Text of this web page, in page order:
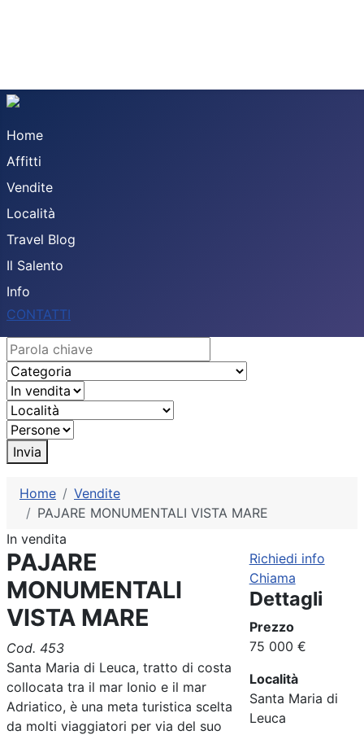
Home
Affitti
Vendite
Località
Travel Blog
Il Salento
Info
CONTATTI
Invia
Home
Vendite
PAJARE MONUMENTALI VISTA MARE
In vendita
PAJARE
MONUMENTALI
VISTA MARE
Cod. 453
Santa Maria di Leuca, tratto di costa
collocata tra il mar Ionio e il mar
Adriatico, è una meta turistica scelta
da molti viaggiatori per via del suo
Richiedi info
Chiama
Dettagli
Prezzo
75 000 €
Località
Santa Maria di
Leuca